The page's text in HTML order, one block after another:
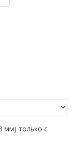
мм) только с